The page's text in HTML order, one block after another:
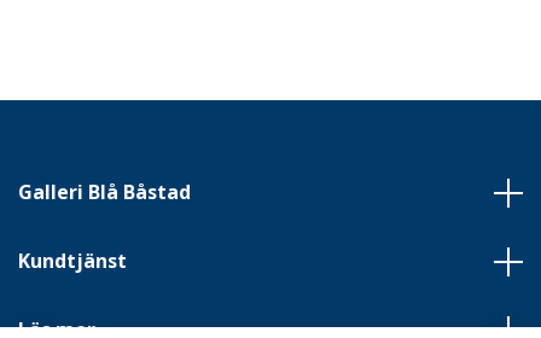
Galleri Blå Båstad
Kundtjänst
Läs mer